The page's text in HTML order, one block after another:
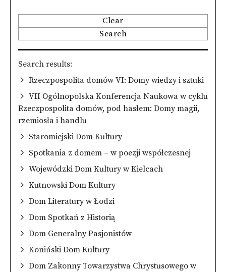
Clear
Search
Search results
Rzeczpospolita domów VI: Domy wiedzy i sztuki
VII Ogólnopolska Konferencja Naukowa w cyklu
Rzeczpospolita domów, pod hasłem: Domy magii,
rzemiosła i handlu
Staromiejski Dom Kultury
Spotkania z domem – w poezji współczesnej
Wojewódzki Dom Kultury w Kielcach
Kutnowski Dom Kultury
Dom Literatury w Łodzi
Dom Spotkań z Historią
Dom Generalny Pasjonistów
Koniński Dom Kultury
Dom Zakonny Towarzystwa Chrystusowego w